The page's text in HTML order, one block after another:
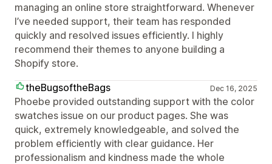
managing an online store straightforward. Whenever
I’ve needed support, their team has responded
quickly and resolved issues efficiently. I highly
recommend their themes to anyone building a
Shopify store.
theBugsoftheBags
Dec 16, 2025
Phoebe provided outstanding support with the color
swatches issue on our product pages. She was
quick, extremely knowledgeable, and solved the
problem efficiently with clear guidance. Her
professionalism and kindness made the whole